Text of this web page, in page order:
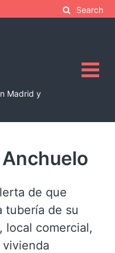
Search
Madrid y
de que
tubería de su
local comercial,